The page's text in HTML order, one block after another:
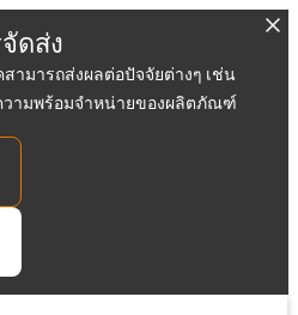
ดส่ง
ามารถส่งผลต่อปัจจัยต่างๆ เช่น
วามพร้อมจำหน่ายของผลิตภัณฑ์